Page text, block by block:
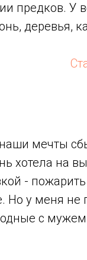
предков. У
деревья,
мечты
хотела на
-
Но у меня
с